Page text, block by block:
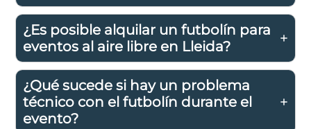
¿Es posible alquilar un futbolín para
eventos al aire libre en Lleida?
¿Qué sucede si hay un problema
técnico con el futbolín durante el
evento?